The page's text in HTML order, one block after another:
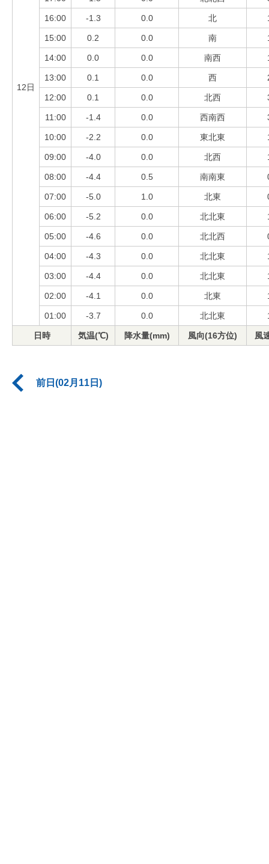
12日
16:00 -1.3 0.0 北
15:00 0.2 0.0 南
14:00 0.0 0.0 南西
13:00 0.1 0.0 西
12:00 0.1 0.0 北西
11:00 -1.4 0.0 西南西
10:00 -2.2 0.0 東北東
09:00 -4.0 0.0 北西
08:00 -4.4 0.5 南南東
07:00 -5.0 1.0 北東
06:00 -5.2 0.0 北北東
05:00 -4.6 0.0 北北西
04:00 -4.3 0.0 北北東
03:00 -4.4 0.0 北北東
02:00 -4.1 0.0 北東
01:00 -3.7 0.0 北北東
日時 気温(℃) 降水量(mm) 風向(16方位) 風
前日(02月11日)